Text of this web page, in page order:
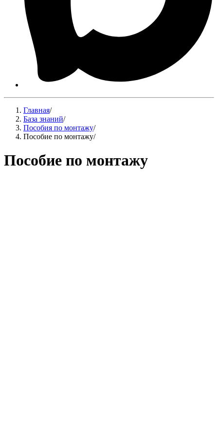
Главная/
База знаний/
Пособия по монтажу/
Пособие по монтажу/
Пособие по монтажу